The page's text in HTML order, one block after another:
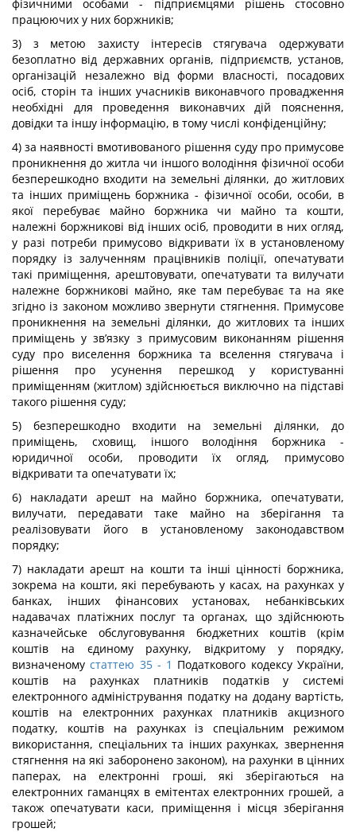
фізичними особами - підприємцями рішень стосовно
працюючих у них боржників;
3) з метою захисту інтересів стягувача одержувати
безоплатно від державних органів, підприємств, установ,
організацій незалежно від форми власності, посадових
осіб, сторін та інших учасників виконавчого провадження
необхідні для проведення виконавчих дій пояснення,
довідки та іншу інформацію, в тому числі конфіденційну;
4) за наявності вмотивованого рішення суду про примусове
проникнення до житла чи іншого володіння фізичної особи
безперешкодно входити на земельні ділянки, до житлових
та інших приміщень боржника - фізичної особи, особи, в
якої перебуває майно боржника чи майно та кошти,
належні боржникові від інших осіб, проводити в них огляд,
у разі потреби примусово відкривати їх в установленому
порядку із залученням працівників поліції, опечатувати
такі приміщення, арештовувати, опечатувати та вилучати
належне боржникові майно, яке там перебуває та на яке
згідно із законом можливо звернути стягнення. Примусове
проникнення на земельні ділянки, до житлових та інших
приміщень у зв’язку з примусовим виконанням рішення
суду про виселення боржника та вселення стягувача і
рішення про усунення перешкод у користуванні
приміщенням (житлом) здійснюється виключно на підставі
такого рішення суду;
5) безперешкодно входити на земельні ділянки, до
приміщень, сховищ, іншого володіння боржника -
юридичної особи, проводити їх огляд, примусово
відкривати та опечатувати їх;
6) накладати арешт на майно боржника, опечатувати,
вилучати, передавати таке майно на зберігання та
реалізовувати його в установленому законодавством
порядку;
7) накладати арешт на кошти та інші цінності боржника,
зокрема на кошти, які перебувають у касах, на рахунках у
банках, інших фінансових установах, небанківських
надавачах платіжних послуг та органах, що здійснюють
казначейське обслуговування бюджетних коштів (крім
коштів на єдиному рахунку, відкритому у порядку,
визначеномустаттею 35- 1 Податкового кодексу України,
коштів на рахунках платників податків у системі
електронного адміністрування податку на додану вартість,
коштів на електронних рахунках платників акцизного
податку, коштів на рахунках із спеціальним режимом
використання, спеціальних та інших рахунках, звернення
стягнення на які заборонено законом), на рахунки в цінних
паперах, на електронні гроші, які зберігаються на
електронних гаманцях в емітентах електронних грошей, а
також опечатувати каси, приміщення і місця зберігання
грошей;